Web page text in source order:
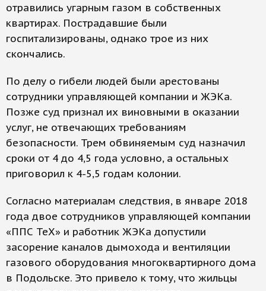
отравились угарным газом в собственных
квартирах. Пострадавшие были
госпитализированы, однако трое из них
скончались.
По делу о гибели людей были арестованы
сотрудники управляющей компании и ЖЭКа.
Позже суд признал их виновными в оказании
услуг, не отвечающих требованиям
безопасности. Трем обвиняемым суд назначил
сроки от 4 до 4,5 года условно, а остальных
приговорил к 4-5,5 годам колонии.
Согласно материалам следствия, в январе 2018
года двое сотрудников управляющей компании
«ППС ТеХ» и работник ЖЭКа допустили
засорение каналов дымохода и вентиляции
газового оборудования многоквартирного дома
в Подольске. Это привело к тому, что жильцы